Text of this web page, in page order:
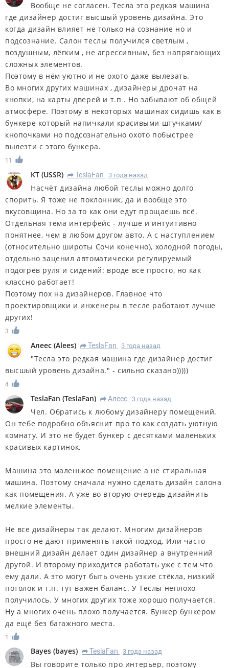
Вообще не согласен. Тесла это редкая машина
где дизайнер достиг высшый уровень дизайна. Это
когда дизайн влияет не только на сознание но и
подсознание. Салон теслы получился светлым ,
воздушным, лёгким , не агрессивным, без напрягающих
сложных элементов.
Поэтому в нём уютно и не охото даже вылезать.
Во многих других машинах , дизайнеры дрочат на
кнопки, на карты дверей и т.п . Но забывают об общей
атмосфере. Поэтому в некоторых машинах сидишь как в
бункере который напичкали красивыми штучками/
кнопочками но подсознательно охото побыстрее
вылезти с этого бункера.
11
КT (USSR) R TeslaFan 3 года назад
Насчёт дизайна любой теслы можно долго
спорить. Я тоже не поклонник, да и вообще это
вкусовщина. Но за то как они едут прощаешь всё.
Отдельная тема интерфейс - лучше и интуитивно
понятнее, чем в любом другом авто. А с наступлением
(относительно широты Сочи конечно), холодной погоды,
отдельно заценил автоматически регулируемый
подогрев руля и сидений: вроде всё просто, но как
классно работает!
Поэтому пох на дизайнеров. Главное что
проектировщики и инженеры в тесле работают лучше
других!
3
Алеес (Alees) R TeslaFan 3 года назад
"Тесла это редкая машина где дизайнер достиг
высшый уровень дизайна." - сильно сказано)))))
4
TeslaFan (TeslaFan) R Алеес 3 года назад
Чел. Обратись к любому дизайнеру помещений.
Он тебе подробно объяснит про то как создать уютную
комнату. И это не будет бункер с десятками маленьких
красивых картинок.
Машина это маленькое помещение а не стиральная
машина. Поэтому сначала нужно сделать дизайн салона
как помещения. А уже во вторую очередь дизайнить
мелкие элементы.
Не все дизайнеры так делают. Многим дизайнеров
просто не дают применять такой подход. Или часто
внешний дизайн делает один дизайнер а внутренний
другой. И второму приходится работать уже с тем что
ему дали. А это могут быть очень узкие стёкла, низкий
потолок и т.п. тут важен баланс. У Теслы неплохо
получилось. У многих других тоже хорошо получается.
Ну а многих очень плохо получается. Бункер бункером
да ещё без багажного места.
1
Bayes (bayes) R TeslaFan 3 года назад
Вы говорите только про интерьер, поэтому